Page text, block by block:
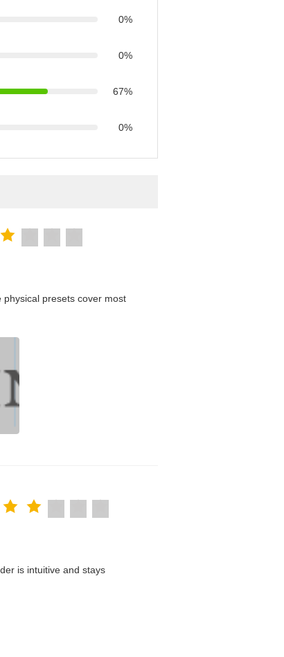
0%
0%
67%
0%
presets cover most
is intuitive and stays